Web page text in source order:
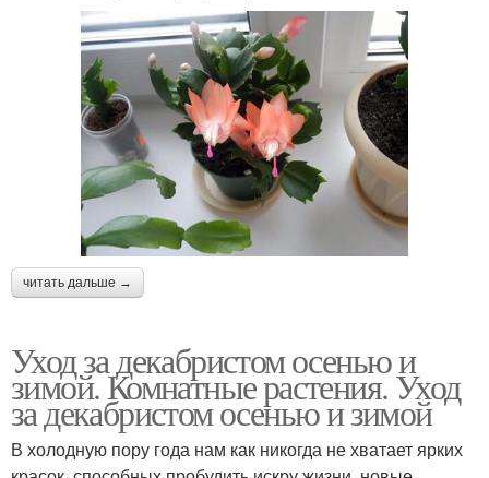
читать дальше →
Уход за декабристом осенью и
зимой. Комнатные растения. Уход
за декабристом осенью и зимой
В холодную пору года нам как никогда не хватает ярких